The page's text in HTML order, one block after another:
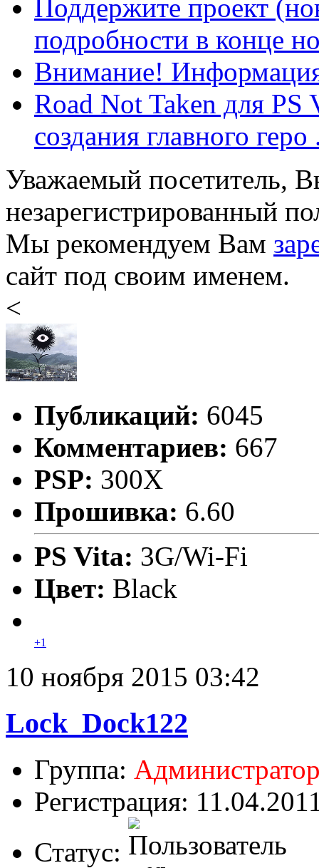
Поддержите проект
подробности в конце
Внимание!
Road Not Taken для
создания главного геро
Уважаемый посетитель,
незарегистрированный
Мы рекомендуем Вам
сайт под своим именем.
<
Публикаций: 6045
Комментариев: 667
PSP: 300X
Прошивка: 6.60
PS Vita: 3G/Wi-Fi
Цвет: Black
+1
10 ноября 2015 03:42
Lock_Dock122
Группа:
Регистрация:
Статус: